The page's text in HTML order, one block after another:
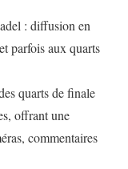
: diffusion en
parfois aux quarts
quarts de finale
offrant une
commentaires